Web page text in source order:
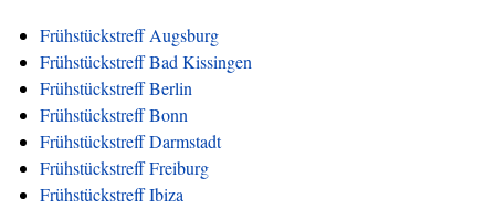
Frühstückstreff Augsburg
Frühstückstreff Bad Kissingen
Frühstückstreff Berlin
Frühstückstreff Bonn
Frühstückstreff Darmstadt
Frühstückstreff Freiburg
Frühstückstreff Ibiza